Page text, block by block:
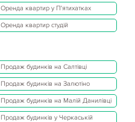
Оренда квартир у П'ятихатках
Оренда квартир студій
Продаж будинків на Салтівці
Продаж будинків на Залютіно
Продаж будинків на Малій Данилівці
Продаж будинків у Черкаській